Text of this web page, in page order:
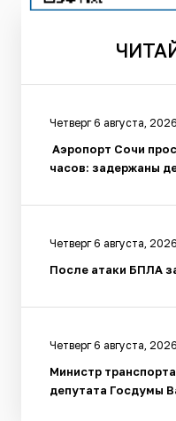
Четверг 6 августа, 2026
Аэропорт Сочи
часов: задержаны
Четверг 6 августа, 2026
После атаки БПЛА
Четверг 6 августа, 2026
Министр
депутата Госдумы